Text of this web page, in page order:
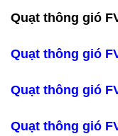
Quạt thông gió
Quạt thông gió
Quạt thông gió
Quạt thông gió